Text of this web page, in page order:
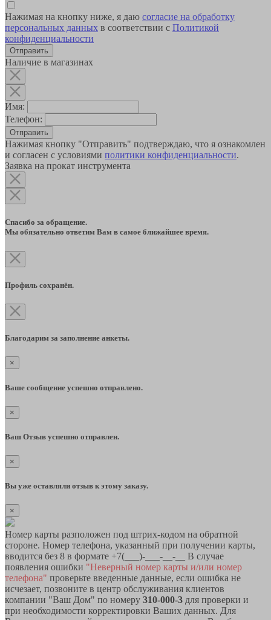
Нажимая на кнопку ниже, я даю согласие на обработку
персональных данных в соответствии с Политикой
конфиденциальности
Наличие в магазинах
Имя:
Телефон:
Отправить
Нажимая кнопку "Отправить" подтверждаю, что я ознакомлен
и согласен с условиями политики конфиденциальности.
Заявка на прокат инструмента
Спасибо за обращение.
Мы обязательно ответим Вам в самое ближайшее время.
Профиль сохранён.
Благодарим за заполнение анкеты.
×
Ваше сообщение успешно отправлено.
×
Ваш Отзыв успешно отправлен.
×
Вы уже оставляли отзыв к этому заказу.
×
Номер карты разположен под штрих-кодом на обратной
стороне. Номер телефона, указанный при получении карты,
вводится без 8 в формате +7(___)-___-__-__ В случае
появления ошибки "Неверный номер карты и/или номер
телефона" проверьте введенные данные, если ошибка не
исчезает, позвоните в центр обслуживания клиентов
компании "Ваш Дом" по номеру 310-000-3 для проверки и
при необходимости корректировки Ваших данных. Для